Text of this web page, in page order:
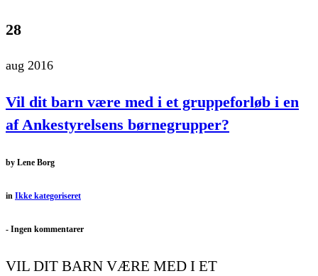
28
aug 2016
Vil dit barn være med i et gruppeforløb i en
af Ankestyrelsens børnegrupper?
by Lene Borg
in Ikke kategoriseret
- Ingen kommentarer
VIL DIT BARN VÆRE MED I ET